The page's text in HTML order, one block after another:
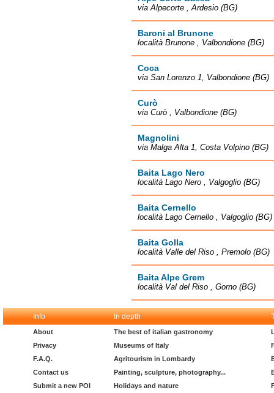
via Alpecorte , Ardesio (BG)
Baroni al Brunone
località Brunone , Valbondione (BG)
Coca
via San Lorenzo 1, Valbondione (BG)
Curò
via Curò , Valbondione (BG)
Magnolini
via Malga Alta 1, Costa Volpino (BG)
Baita Lago Nero
località Lago Nero , Valgoglio (BG)
Baita Cernello
località Lago Cernello , Valgoglio (BG)
Baita Golla
località Valle del Riso , Premolo (BG)
Baita Alpe Grem
località Val del Riso , Gorno (BG)
Info In depth
About
Privacy
F.A.Q.
Contact us
Submit a new POI
The best of italian gastronomy
Museums of Italy
Agritourism in Lombardy
Painting, sculpture, photography...
Holidays and nature